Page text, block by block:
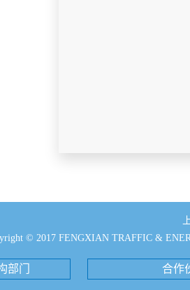
© 2017 FENGXIAN TRAFFIC &
部门 合作